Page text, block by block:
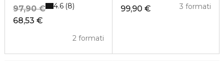
68,53 €
97,90 €
2 formati
4.6 8 99,90 € 3 formati